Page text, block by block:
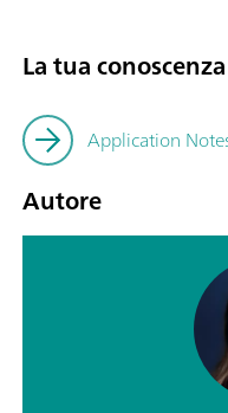
La tua
Application
Autore